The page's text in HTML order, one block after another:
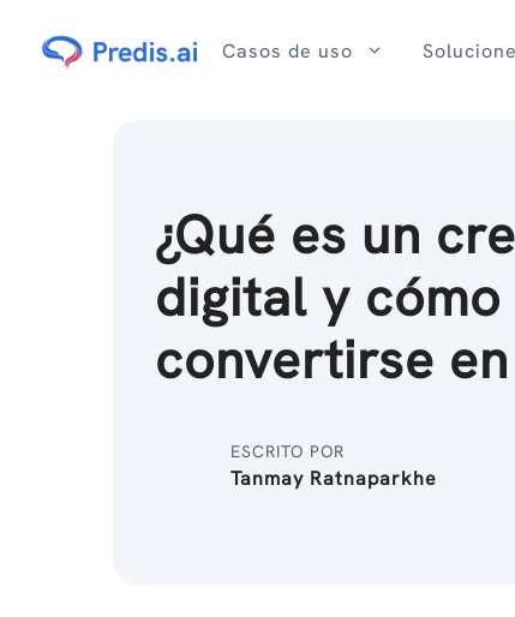
contenido
Casos de uso
¿Qué es un
digital y cómo
convertirse
ESCRITO POR
Tanmay Ratnaparkhe